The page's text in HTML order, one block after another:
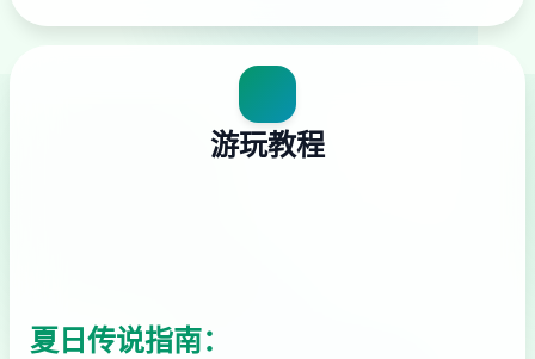
游玩教程
夏日传说指南：